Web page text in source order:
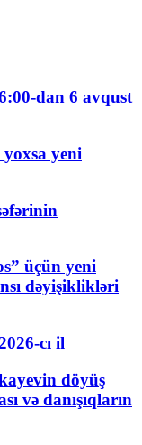
dan 6 avqust
yeni
üçün yeni
dəyişiklikləri
cı il
döyüş
və danışıqların